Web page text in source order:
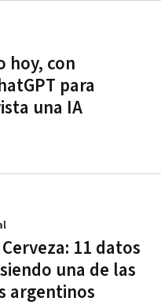
hoy, con
para
una IA
11 datos
una de las
argentinos